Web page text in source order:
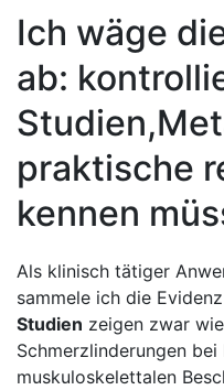
Ich wäge
⁤ab:
praktische
kennen
Als klinisch tätiger
sammele ich die
Studien zeigen zwar
Schmerzlinderungen
muskuloskelettalen